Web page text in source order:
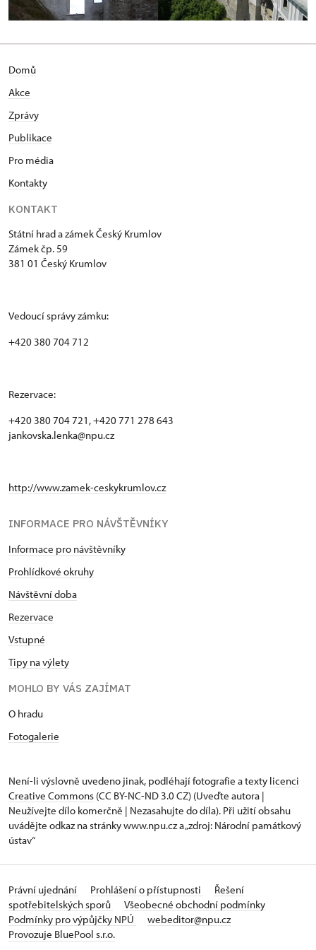
Domů
Akce
Zprávy
Publikace
Pro média
Kontakty
KONTAKT
Státní hrad a zámek Český Krumlov
Zámek čp. 59
381 01 Český Krumlov
Vedoucí správy zámku:
+420 380 704 712
Rezervace:
+420 380 704 721, +420 771 278 643
jankovska.lenka@npu.cz
http://www.zamek-ceskykrumlov.cz
INFORMACE PRO NÁVŠTĚVNÍKY
Informace pro návštěvníky
Prohlídkové okruhy
Návštěvní doba
Rezervace
Vstupné
Tipy na výlety
MOHLO BY VÁS ZAJÍMAT
O hradu
Fotogalerie
Není-li výslovně uvedeno jinak, podléhají fotografie a texty licenci
Creative Commons (CC BY-NC-ND 3.0 CZ) (Uveďte autora |
Neužívejte dílo komerčně | Nezasahujte do díla). Při užití obsahu
uvádějte odkaz na stránky www.npu.cz a „zdroj: Národní památkový
ústav“
Právní ujednání Prohlášení o přístupnosti
Řešení
spotřebitelských sporů
Všeobecné obchodní podmínky
Podmínky pro výpůjčky NPÚ
webeditor@npu.cz
Provozuje BluePool s.r.o.